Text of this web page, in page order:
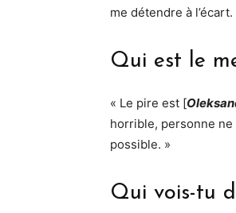
me détendre à l’écart.
Qui est le
« Le pire est [
horrible, personne ne
possible. »
Qui vois-tu